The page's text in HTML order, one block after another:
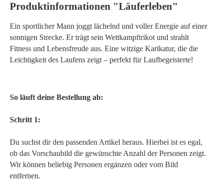
Produktinformationen "Läuferleben"
Ein sportlicher Mann joggt lächelnd und voller Energie auf einer
sonnigen Strecke. Er trägt sein Wettkampftrikot und strahlt
Fitness und Lebensfreude aus. Eine witzige Karikatur, die die
Leichtigkeit des Laufens zeigt – perfekt für Laufbegeisterte!
So läuft deine Bestellung ab:
Schritt 1:
Du suchst dir den passenden Artikel heraus. Hierbei ist es egal,
ob das Vorschaubild die gewünschte Anzahl der Personen zeigt.
Wir können beliebig Personen ergänzen oder vom Bild
entfernen.